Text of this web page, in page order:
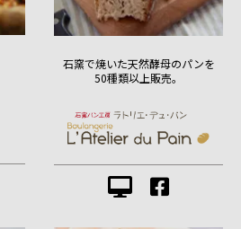
石窯で焼いた天然酵母のパンを
50種類以上販売。